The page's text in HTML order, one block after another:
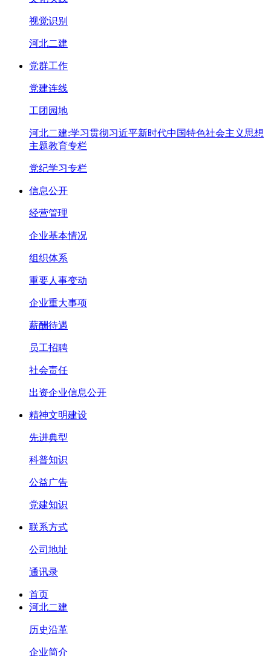
视觉识别
河北二建
党群工作
党建连线
工团园地
河北二建:学习贯彻习近平新时代中国特色社会主义思想
主题教育专栏
党纪学习专栏
信息公开
经营管理
企业基本情况
组织体系
重要人事变动
企业重大事项
薪酬待遇
员工招聘
社会责任
出资企业信息公开
精神文明建设
先进典型
科普知识
公益广告
党建知识
联系方式
公司地址
通讯录
首页
河北二建
历史沿革
企业简介